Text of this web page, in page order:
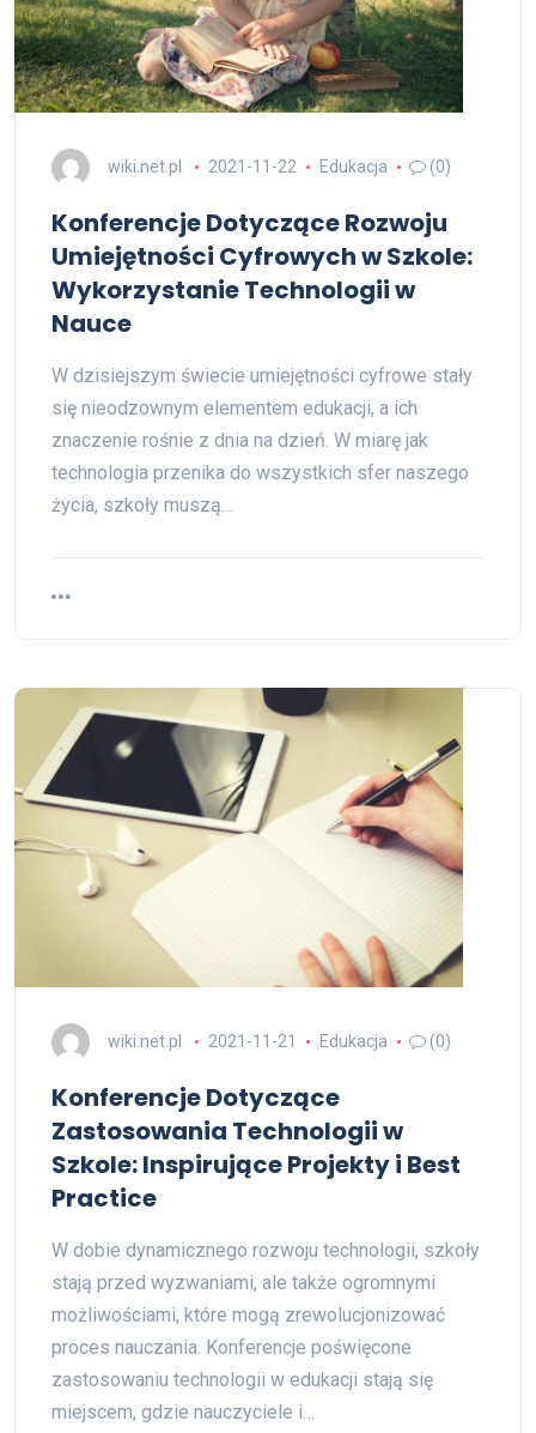
wiki.net.pl 2021-11-22 Edukacja (0)
Konferencje Dotyczące Rozwoju
Umiejętności Cyfrowych w Szkole:
Wykorzystanie Technologii w
Nauce
W dzisiejszym świecie umiejętności cyfrowe stały
się nieodzownym elementem edukacji, a ich
znaczenie rośnie z dnia na dzień. W miarę jak
technologia przenika do wszystkich sfer naszego
życia, szkoły muszą…
wiki.net.pl 2021-11-21 Edukacja (0)
Konferencje Dotyczące
Zastosowania Technologii w
Szkole: Inspirujące Projekty i Best
Practice
W dobie dynamicznego rozwoju technologii, szkoły
stają przed wyzwaniami, ale także ogromnymi
możliwościami, które mogą zrewolucjonizować
proces nauczania. Konferencje poświęcone
zastosowaniu technologii w edukacji stają się
miejscem, gdzie nauczyciele i…